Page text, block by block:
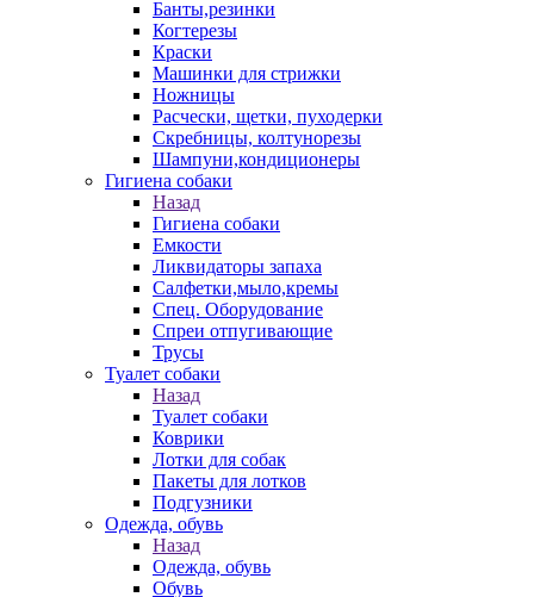
Банты,резинки
Когтерезы
Краски
Машинки для стрижки
Ножницы
Расчески, щетки, пуходерки
Скребницы, колтунорезы
Шампуни,кондиционеры
Гигиена собаки
Назад
Гигиена собаки
Емкости
Ликвидаторы запаха
Салфетки,мыло,кремы
Спец. Оборудование
Спреи отпугивающие
Трусы
Туалет собаки
Назад
Туалет собаки
Коврики
Лотки для собак
Пакеты для лотков
Подгузники
Одежда, обувь
Назад
Одежда, обувь
Обувь